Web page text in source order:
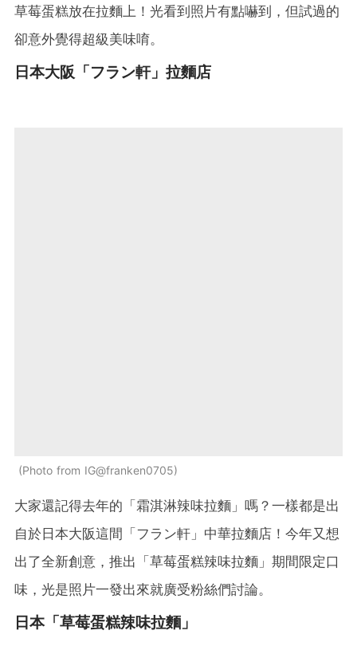
草莓蛋糕放在拉麵上！光看到照片有點嚇到，但試過的
卻意外覺得超級美味唷。
日本大阪「フラン軒」拉麵店
Photo from IG@franken0705
大家還記得去年的「霜淇淋辣味拉麵」嗎？一樣都是出
自於日本大阪這間「フラン軒」中華拉麵店！今年又想
出了全新創意，推出「草莓蛋糕辣味拉麵」期間限定口
味，光是照片一發出來就廣受粉絲們討論。
日本「草莓蛋糕辣味拉麵」